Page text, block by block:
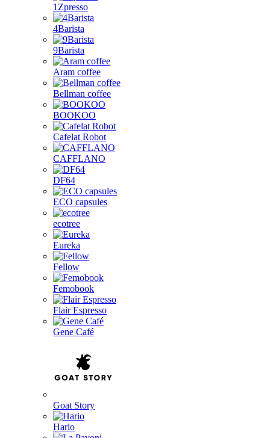
1Zpresso
4Barista
9Barista
Aram coffee
Bellman coffee
BOOKOO
Cafelat Robot
CAFFLANO
DF64
ECO capsules
ecotree
Eureka
Fellow
Femobook
Flair Espresso
Gene Café
Goat Story
Hario